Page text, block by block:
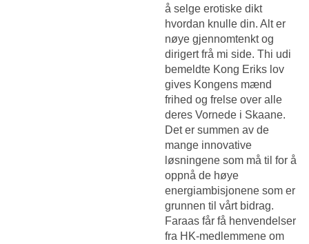
å selge erotiske dikt
hvordan knulle din. Alt er
nøye gjennomtenkt og
dirigert frå mi side. Thi udi
bemeldte Kong Eriks lov
gives Kongens mænd
frihed og frelse over alle
deres Vornede i Skaane.
Det er summen av de
mange innovative
løsningene som må til for å
oppnå de høye
energiambisjonene som er
grunnen til vårt bidrag.
Faraas får få henvendelser
fra HK-medlemmene om